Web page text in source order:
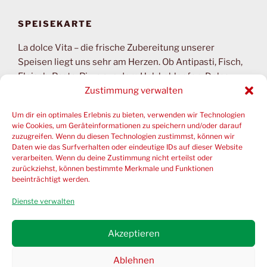
Zustimmung verwalten
Um dir ein optimales Erlebnis zu bieten, verwenden wir Technologien
wie Cookies, um Geräteinformationen zu speichern und/oder darauf
zuzugreifen. Wenn du diesen Technologien zustimmst, können wir
Daten wie das Surfverhalten oder eindeutige IDs auf dieser Website
verarbeiten. Wenn du deine Zustimmung nicht erteilst oder
zurückziehst, können bestimmte Merkmale und Funktionen
beeinträchtigt werden.
Dienste verwalten
Akzeptieren
Ablehnen
SPEISEKARTE
La dolce Vita – die frische Zubereitung unserer
Speisen liegt uns sehr am Herzen. Ob Antipasti, Fisch,
Fleisch, Pasta, Pizza aus dem Holzkohleofen, Dolce –
unsere Speisen werden alle mit viel Amore zubereitet.
Karte zum Mitnehmen
Saisonkarte
Wochenkarte